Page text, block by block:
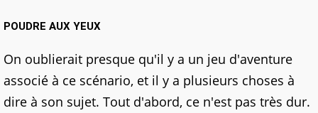
POUDRE AUX YEUX
On oublierait presque qu'il y a un jeu d'aventure
associé à ce scénario, et il y a plusieurs choses à
dire à son sujet. Tout d'abord, ce n'est pas très dur.